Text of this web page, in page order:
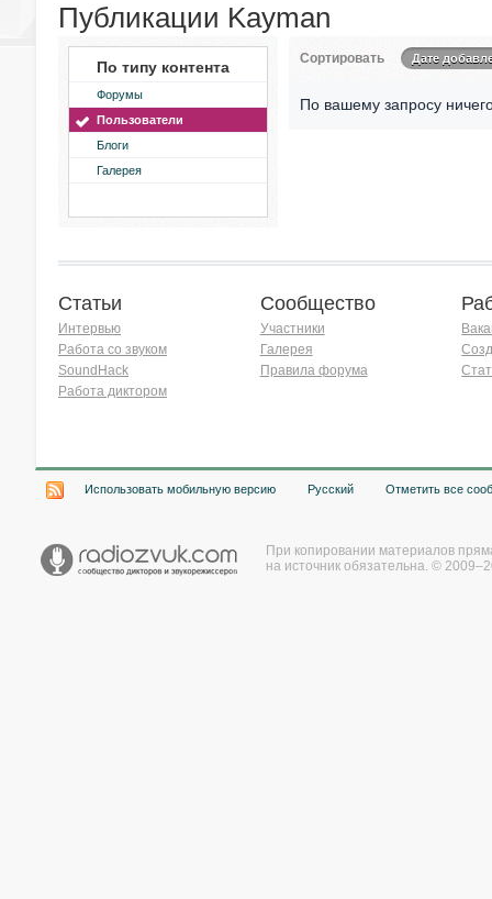
Публикации Kayman
По типу контента
Форумы
Пользователи
Блоги
Галерея
Сортировать Дате
По вашему запросу
Статьи
Интервью
Работа со звуком
SoundHack
Работа диктором
Сообщество
Участники
Галерея
Правила форума
Использовать мобильную версию Русский Отметить все
При копировании материалов
на источник обязательна. ©